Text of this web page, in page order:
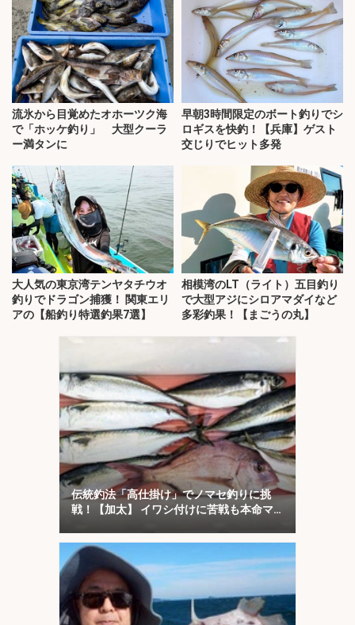
流氷から目覚めたオホーツク海
で「ホッケ釣り」 大型クーラ
ー満タンに
早朝3時間限定のボート釣りでシ
ロギスを快釣！【兵庫】ゲスト
交じりでヒット多発
大人気の東京湾テンヤタチウオ
釣りでドラゴン捕獲！ 関東エリ
アの【船釣り特選釣果7選】
相模湾のLT（ライト）五目釣り
で大型アジにシロアマダイなど
多彩釣果！【まごうの丸】
伝統釣法「高仕掛け」でノマセ釣りに挑
戦！【加太】 イワシ付けに苦戦も本命マ